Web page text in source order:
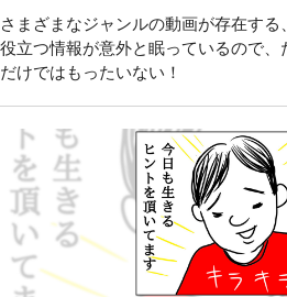
さまざまなジャンルの動画が存在する
役立つ情報が意外と眠っているので
だけではもったいない！